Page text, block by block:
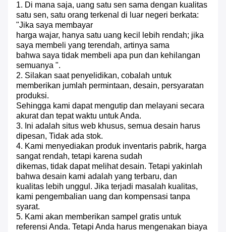
1. Di mana saja, uang satu sen sama dengan kualitas
satu sen, satu orang terkenal di luar negeri berkata:
"Jika saya membayar
harga wajar, hanya satu uang kecil lebih rendah; jika
saya membeli yang terendah, artinya sama
bahwa saya tidak membeli apa pun dan kehilangan
semuanya ".
2. Silakan saat penyelidikan, cobalah untuk
memberikan jumlah permintaan, desain, persyaratan
produksi.
Sehingga kami dapat mengutip dan melayani secara
akurat dan tepat waktu untuk Anda.
3. Ini adalah situs web khusus, semua desain harus
dipesan, Tidak ada stok.
4. Kami menyediakan produk inventaris pabrik, harga
sangat rendah, tetapi karena sudah
dikemas, tidak dapat melihat desain. Tetapi yakinlah
bahwa desain kami adalah yang terbaru, dan
kualitas lebih unggul. Jika terjadi masalah kualitas,
kami pengembalian uang dan kompensasi tanpa
syarat.
5. Kami akan memberikan sampel gratis untuk
referensi Anda. Tetapi Anda harus mengenakan biaya